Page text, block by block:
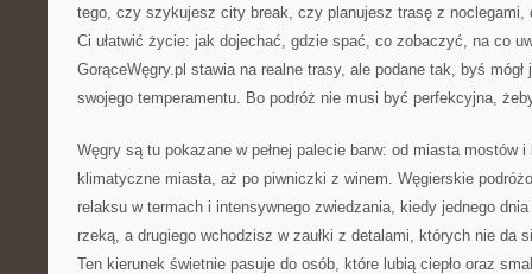
tego, czy szykujesz city break, czy planujesz trasę z noclegami,
Ci ułatwić życie: jak dojechać, gdzie spać, co zobaczyć, na co
GorąceWęgry.pl stawia na realne trasy, ale podane tak, byś
swojego temperamentu. Bo podróż nie musi być perfekcyjna,
Węgry są tu pokazane w pełnej palecie barw: od miasta mostów
klimatyczne miasta, aż po piwniczki z winem. Węgierskie
relaksu w termach i intensywnego zwiedzania, kiedy jednego dnia
rzeką, a drugiego wchodzisz w zaułki z detalami, których nie da
Ten kierunek świetnie pasuje do osób, które lubią ciepło oraz